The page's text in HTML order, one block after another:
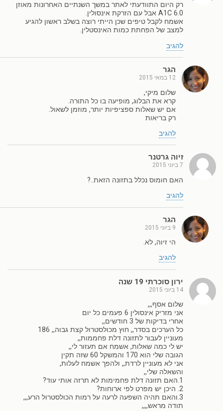
רק היום התוודעתי לאתר במשך השנתיים האחרונות מאוזן
A1C 6.0 אבל עם הזרקת אינסולין.
אשמח לקבל טיפים שכן הייתי רוצה בשלב ראשון להגיע
למצב של הפחתת כמות האינסטלין.
להגיב
הגר
12 במאי 2015
שלום מיקי,
קרא את הבלוג, מופיעה בו כל התורה.
אם יש שאלות ספציפיות יותר, מוזמן לשאול.
רק בריאות
להגיב
זיוה גרטנר
7 ביוני 2015
האם חומוס נכלל בתזונה הזאת..?
להגיב
הגר
9 ביוני 2015
הי זיוה, לא.
להגיב
ירון סוכרתי 19 שנה
14 ביוני 2015
שלום אסף,,,
אני מזריק אינסולין 6 פעמים כל יום
אחרי בדיקות של 3 חודשים,,
כל הערכים בסדר,, חוץ מכולסטרול קצת גבוה,, 186
מעוניין לעבור לתזונה דלת פחממות,,
יש לי כמה שאלות, אשמח אם תעזור לי,,
הגובה שלי הוא 170 והמשקל 60 שזה תקין
אני לא מעוניין לרדת,, ולהפך אשמח לעלות,
והשאלה שלי,,
1.האם תזונה דלת פחמימות לא תרזה אותי עוד?
2. היכן יש מפרט לפי ארוחות?
3.והאם תהיה השפעה לרעה על רמות הכולסטרול הרע,,,
תודה מראש,,,,